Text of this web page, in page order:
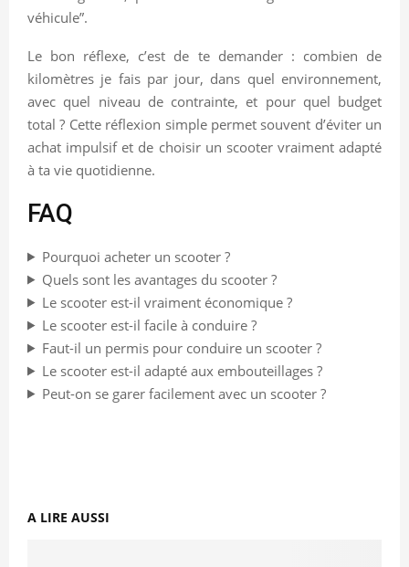
véhicule”.
Le bon réflexe, c’est de te demander : combien de
kilomètres je fais par jour, dans quel environnement,
avec quel niveau de contrainte, et pour quel budget
total ? Cette réflexion simple permet souvent d’éviter un
achat impulsif et de choisir un scooter vraiment adapté
à ta vie quotidienne.
FAQ
Pourquoi acheter un scooter ?
Quels sont les avantages du scooter ?
Le scooter est-il vraiment économique ?
Le scooter est-il facile à conduire ?
Faut-il un permis pour conduire un scooter ?
Le scooter est-il adapté aux embouteillages ?
Peut-on se garer facilement avec un scooter ?
A LIRE AUSSI